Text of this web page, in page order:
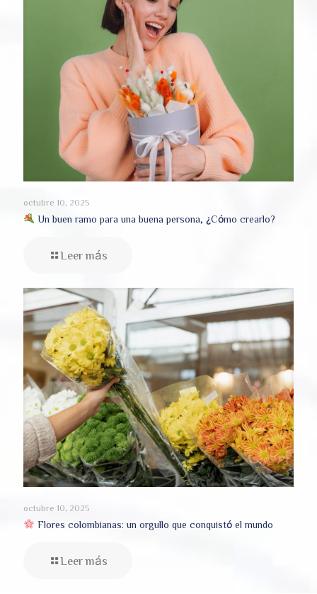
octubre 10, 2025
Un buen ramo para una buena persona, ¿Cómo crearlo?
Leer más
octubre 10, 2025
Flores colombianas: un orgullo que conquistó el mundo
Leer más